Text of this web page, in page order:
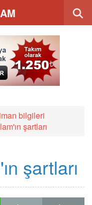
bilgileri
şartları
şartları